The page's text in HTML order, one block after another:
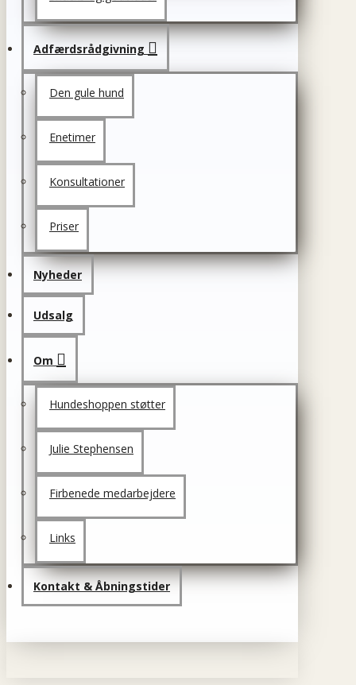
Adfærdsrådgivning
Den gule hund
Enetimer
Konsultationer
Priser
Nyheder
Udsalg
Om
Hundeshoppen støtter
Julie Stephensen
Firbenede medarbejdere
Links
Kontakt & Åbningstider